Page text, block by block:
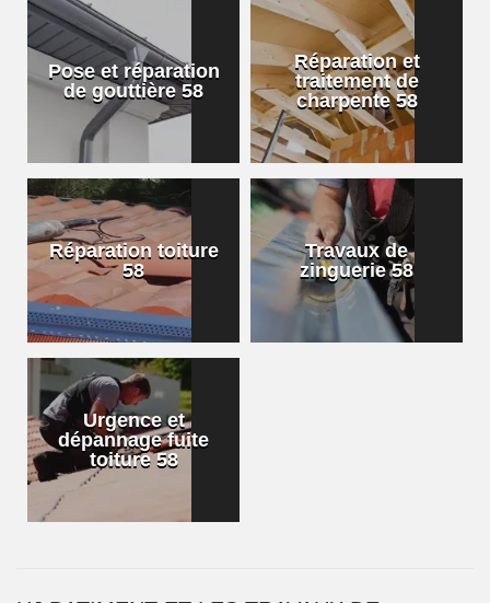
Pose et réparation
de gouttière 58
Réparation et
traitement de
charpente 58
Réparation toiture
58
Travaux de
zinguerie 58
Urgence et
dépannage fuite
toiture 58